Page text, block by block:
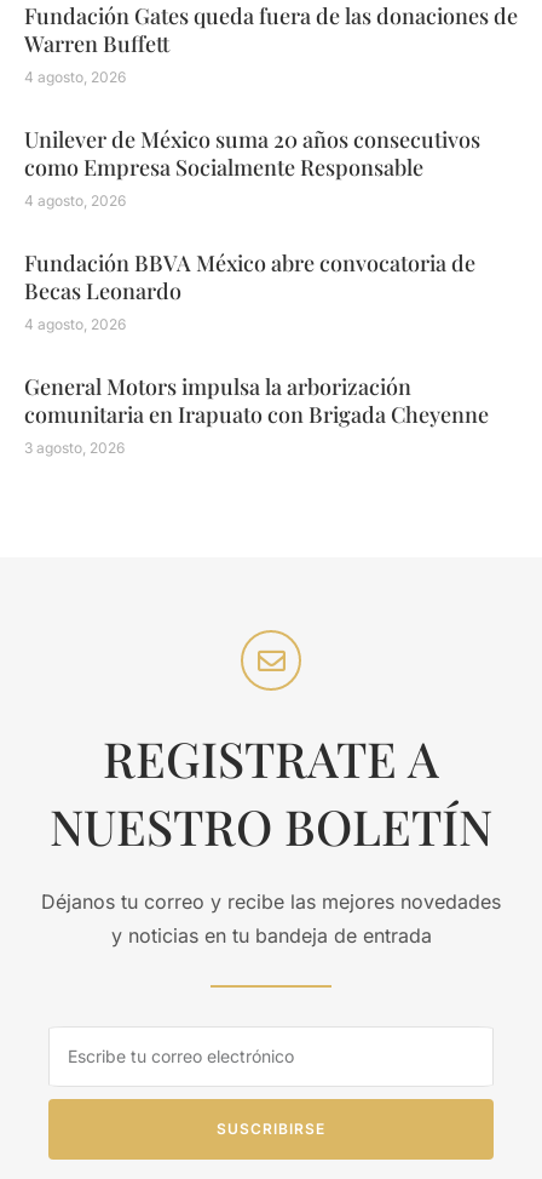
Fundación Gates queda fuera de las donaciones de
Warren Buffett
4 agosto, 2026
Unilever de México suma 20 años consecutivos
como Empresa Socialmente Responsable
4 agosto, 2026
Fundación BBVA México abre convocatoria de
Becas Leonardo
4 agosto, 2026
General Motors impulsa la arborización
comunitaria en Irapuato con Brigada Cheyenne
3 agosto, 2026
REGISTRATE A
NUESTRO BOLETÍN
Déjanos tu correo y recibe las mejores novedades
y noticias en tu bandeja de entrada
SUSCRIBIRSE